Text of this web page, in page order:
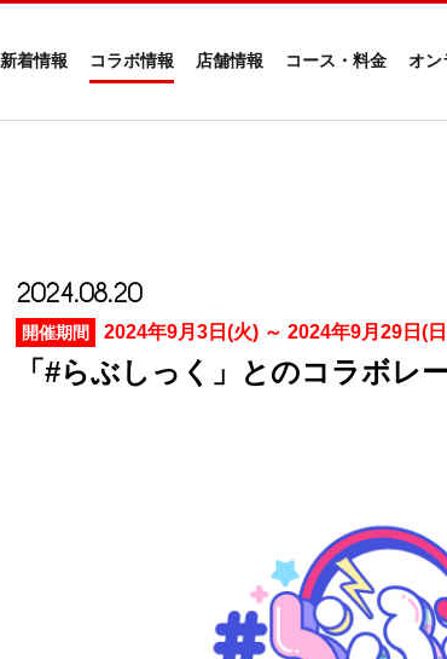
新着情報 コラボ情報 店舗情報 コース・料金 オン
2024.08.20
開催期間 2024年9月3日(火) ～ 2024年9月29日(
「#らぶしっく」とのコラボレ